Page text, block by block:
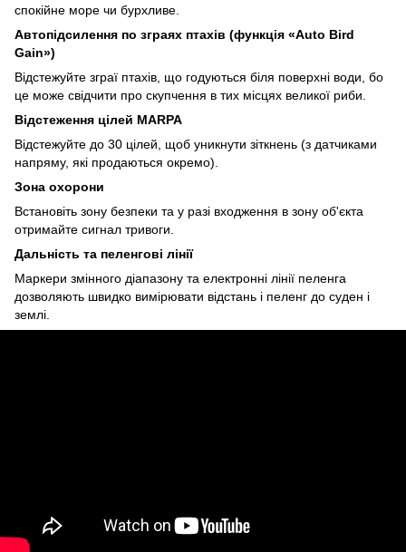
спокійне море чи бурхливе.
Автопідсилення по зграях птахів (функція «Auto Bird
Gain»)
Відстежуйте зграї птахів, що годуються біля поверхні води, бо
це може свідчити про скупчення в тих місцях великої риби.
Відстеження цілей MARPA
Відстежуйте до 30 цілей, щоб уникнути зіткнень (з датчиками
напряму, які продаються окремо).
Зона охорони
Встановіть зону безпеки та у разі входження в зону об'єкта
отримайте сигнал тривоги.
Дальність та пеленгові лінії
Маркери змінного діапазону та електронні лінії пеленга
дозволяють швидко вимірювати відстань і пеленг до суден і
землі.